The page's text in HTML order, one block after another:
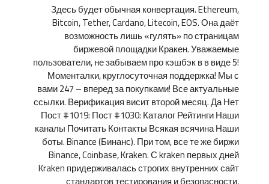
Здесь будет обычная конвертация. Ethereum,
Bitcoin, Tether, Cardano, Litecoin, EOS. Она даёт
возможность лишь «гулять» по страницам
биржевой площадки Кракен. Уважаемые
пользователи, не забываем про кэшбэк в в виде 5!
Моменталки, круглосуточная поддержка! Мы с
вами 247 – вперед за покупками! Все актуальные
ссылки. Верификация висит второй месяц. Да Нет
Пост #1019: Пост #1030: Каталог Рейтинги Наши
каналы Почитать Контакты Всякая всячина Наши
боты. Binance (Бинанс). При том, все те же биржи
Binance, Coinbase, Kraken. С kraken первых дней
Kraken придерживалась строгих внутренних сайт